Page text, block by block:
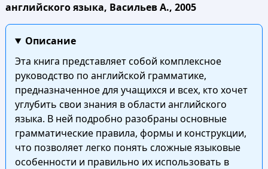
английского языка, Васильев А., 2005
Описание
Эта книга представляет собой комплексное
руководство по английской грамматике,
предназначенное для учащихся и всех, кто хочет
углубить свои знания в области английского
языка. В ней подробно разобраны основные
грамматические правила, формы и конструкции,
что позволяет легко понять сложные языковые
особенности и правильно их использовать в